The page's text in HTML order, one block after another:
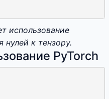
использование
нулей к тензору.
PyTorch